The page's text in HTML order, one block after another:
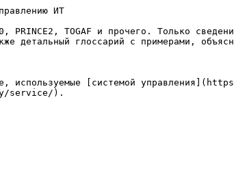
ИТ
PRINCE2, TOGAF и прочего. Только
детальный глоссарий с примерами,
используемые [системой
service/).